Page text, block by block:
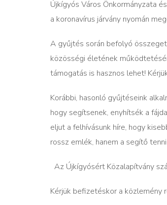
Újkígyós Város Önkormányzata
a koronavírus járvány nyomán
A gyűjtés során befolyó
közösségi életének
támogatás is hasznos lehet!
Korábbi, hasonló gyűjtéseink
hogy segítsenek, enyhítsék a
eljut a felhívásunk híre, hogy
rossz emlék, hanem a segítő
Az Újkígyósért Közalapítvány
Kérjük befizetéskor a közlemény